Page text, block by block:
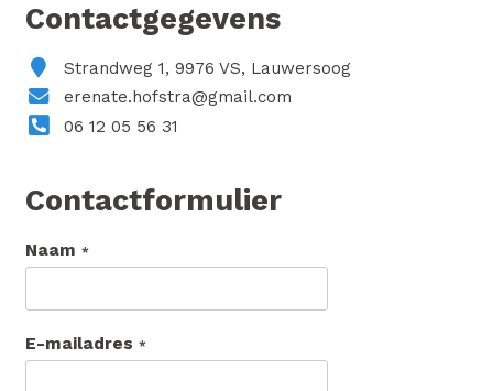
Contactgegevens
Strandweg 1, 9976 VS, Lauwersoog
erenate.hofstra@gmail.com
06 12 05 56 31
Contactformulier
Naam
E-mailadres